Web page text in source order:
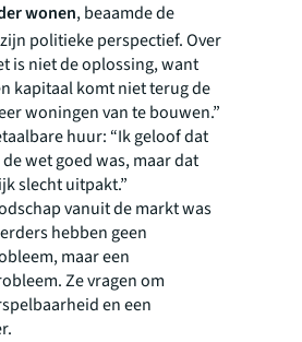
wonen, beaamde de
politieke perspectief. Over
is niet de oplossing, want
kapitaal komt niet terug de
woningen van te bouwen.”
huur: “Ik geloof dat
wet goed was, maar dat
slecht uitpakt.”
vanuit de markt was
hebben geen
maar een
Ze vragen om
en een